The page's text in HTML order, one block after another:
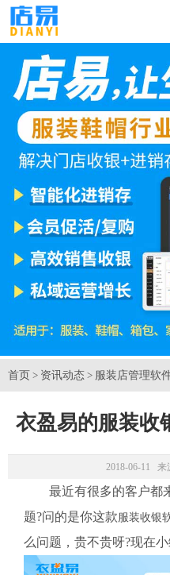
首页 > 资讯动态 > 服装店管理软
衣盈易的服装收
2018-06-11 来
最近有很多的客户都
题?问的是你这款服装收银
么问题，贵不贵呀?现在